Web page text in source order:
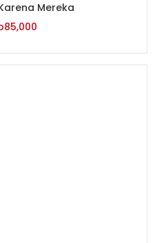
Mereka
85,000